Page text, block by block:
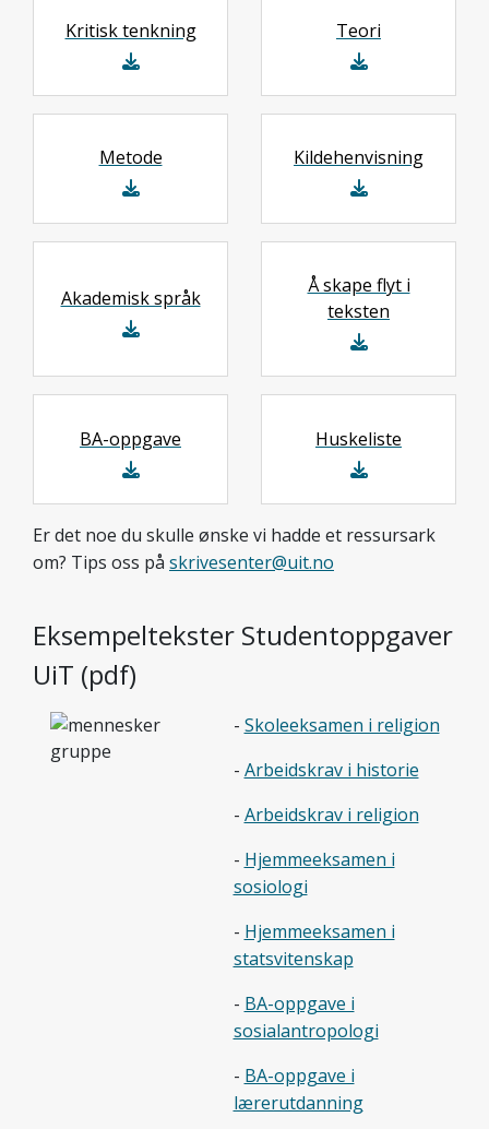
Kritisk tenkning Teori
Metode Kildehenvisning
Akademisk språk
Å skape flyt i
teksten
BA-oppgave Huskeliste
Er det noe du skulle ønske vi hadde et ressursark
om? Tips oss på skrivesenter@uit.no
Eksempeltekster Studentoppgaver
UiT (pdf)
- Skoleeksamen i religion
- Arbeidskrav i historie
- Arbeidskrav i religion
- Hjemmeeksamen i
sosiologi
- Hjemmeeksamen i
statsvitenskap
- BA-oppgave i
sosialantropologi
- BA-oppgave i
lærerutdanning